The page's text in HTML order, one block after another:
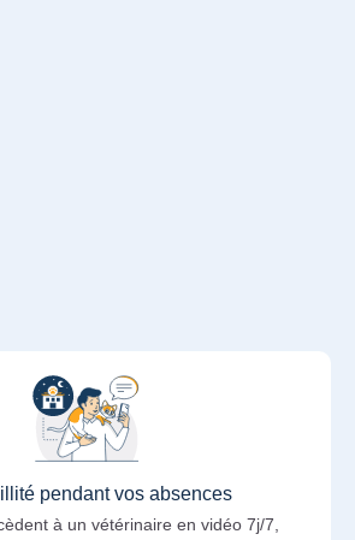
pendant vos absences
à un vétérinaire en vidéo 7j/7,